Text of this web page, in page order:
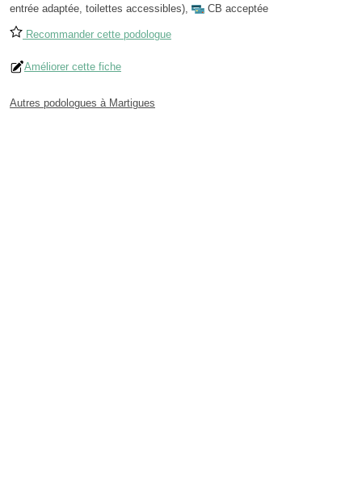
entrée adaptée, toilettes accessibles), CB acceptée
Recommander cette podologue
Améliorer cette fiche
Autres podologues à Martigues